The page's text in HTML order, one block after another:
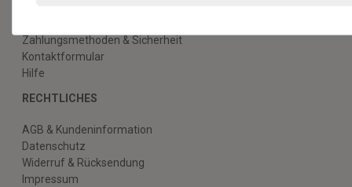
Zahlungsmethoden & Sicherheit
Kontaktformular
Hilfe
RECHTLICHES
AGB & Kundeninformation
Datenschutz
Widerruf & Rücksendung
Impressum